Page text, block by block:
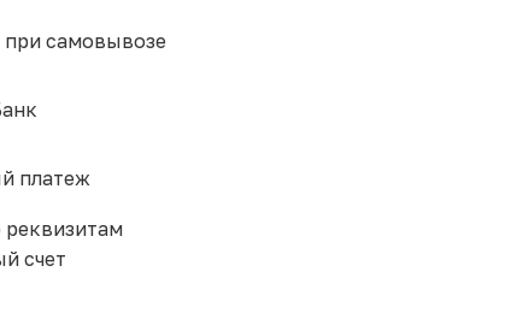
самовывозе
платеж
счет